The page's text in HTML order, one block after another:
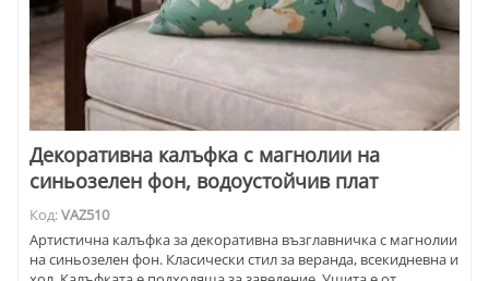
Декоративна калъфка с магнолии на
синьозелен фон, водоустойчив плат
Код:VAZ510
Артистична калъфка за декоративна възглавничка с магнолии
на синьозелен фон. Класически стил за веранда, всекидневна и